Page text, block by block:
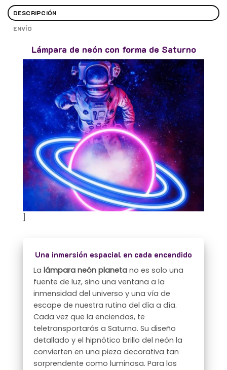
DESCRIPCIÓN
ENVÍO
Lámpara de neón con forma de Saturno
Una inmersión espacial en cada encendido
Lalámpara neón planeta no es solo una
fuente de luz, sino una ventana a la
inmensidad del universo y una vía de
escape de nuestra rutina del día a día.
Cada vez que la enciendas, te
teletransportarás a Saturno. Su diseño
detallado y el hipnótico brillo del neón la
convierten en una pieza decorativa tan
sorprendente como luminosa. Para los